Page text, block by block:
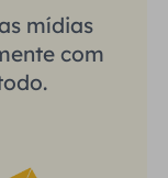
mídias
com